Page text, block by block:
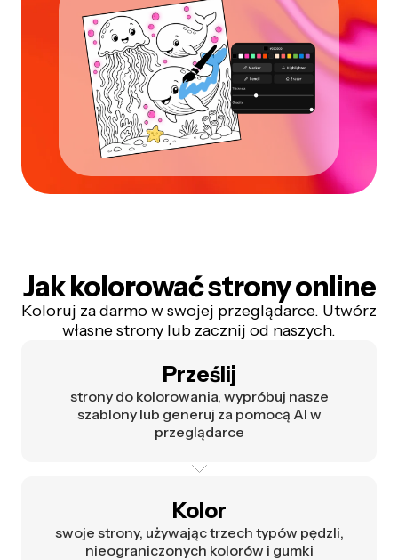
Jak kolorować strony online
Koloruj za darmo w swojej przeglądarce. Utwórz
własne strony lub zacznij od naszych.
Prześlij
strony do kolorowania, wypróbuj nasze
szablony lub generuj za pomocą AI w
przeglądarce
Kolor
swoje strony, używając trzech typów pędzli,
nieograniczonych kolorów i gumki